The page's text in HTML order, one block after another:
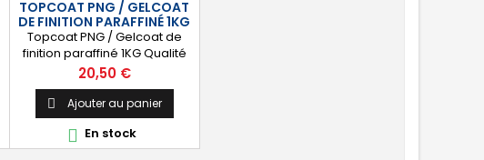
durablement la surface
visible de votre stratification...
TOPCOAT PNG / GELCOAT
DE FINITION PARAFFINÉ 1KG
Topcoat PNG / Gelcoat de
finition paraffiné 1KG Qualité
immersion Blanc / Noir /
Tansparent / Gris / Vert 6020
Livré avec Catalyseur (2cl)
Prix
20,50 €
 Ajouter au panier
 En stock